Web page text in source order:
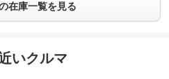
在庫一覧を見る
いクルマ